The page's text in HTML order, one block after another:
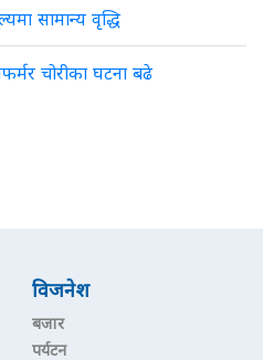
सामान्य वृद्धि
चोरीका घटना बढे
विजनेश
बजार
पर्यटन